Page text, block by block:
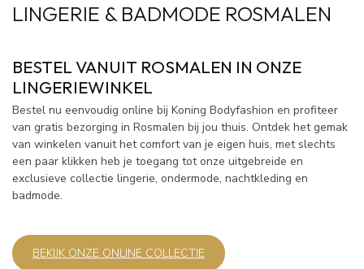
LINGERIE & BADMODE ROSMALEN
BESTEL VANUIT ROSMALEN IN ONZE
LINGERIEWINKEL
Bestel nu eenvoudig online bij Koning Bodyfashion en profiteer
van gratis bezorging in Rosmalen bij jou thuis. Ontdek het gemak
van winkelen vanuit het comfort van je eigen huis, met slechts
een paar klikken heb je toegang tot onze uitgebreide en
exclusieve collectie lingerie, ondermode, nachtkleding en
badmode.
BEKIJK ONZE ONLINE COLLECTIE